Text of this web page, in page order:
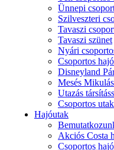
Ünnepi
Szilveszteri
Tavaszi
Tavaszi szünet
Nyári
Csoportos
Disneyland
Mesés
Utazás
Csoportos
Hajóutak
Akciós Costa
Csoportos